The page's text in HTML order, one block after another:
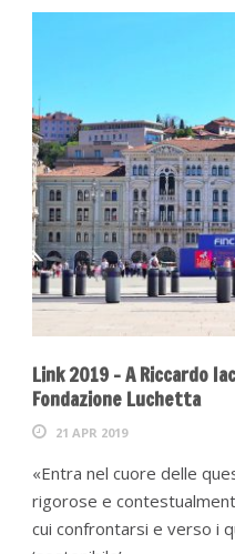
Link 2019 – A Riccardo
Fondazione Luchetta
21 APR 2019
«Entra nel cuore delle
rigorose e
cui confrontarsi e verso i